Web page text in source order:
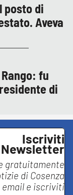
posto di
Aveva
fu
di
Iscriviti
Newsletter
gratuitamente
di Cosenza
email e iscriviti